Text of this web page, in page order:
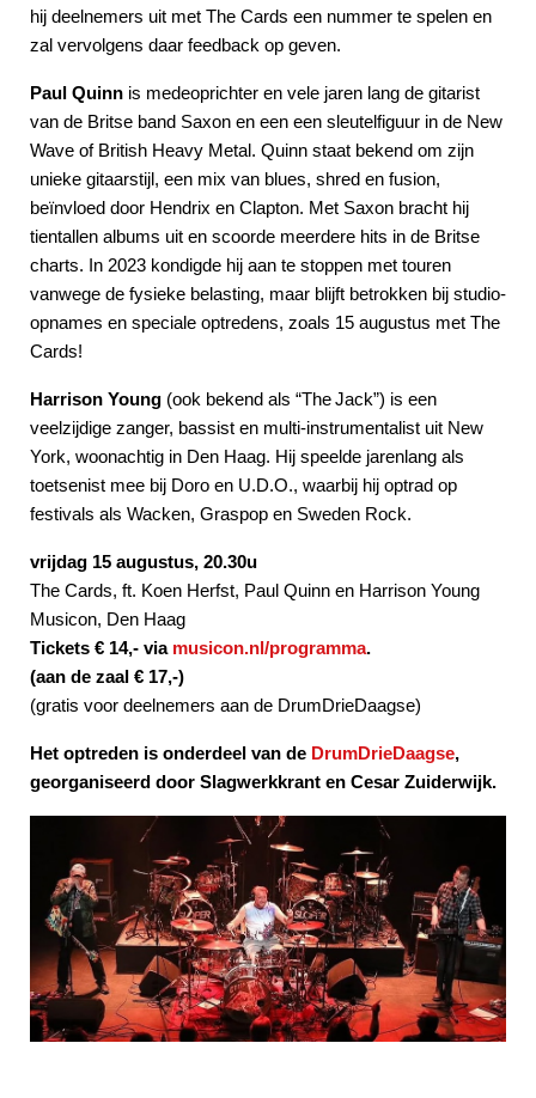
hij deelnemers uit met The Cards een nummer te spelen en
zal vervolgens daar feedback op geven.
Paul Quinn is medeoprichter en vele jaren lang de gitarist
van de Britse band Saxon en een een sleutelfiguur in de New
Wave of British Heavy Metal. Quinn staat bekend om zijn
unieke gitaarstijl, een mix van blues, shred en fusion,
beïnvloed door Hendrix en Clapton. Met Saxon bracht hij
tientallen albums uit en scoorde meerdere hits in de Britse
charts. In 2023 kondigde hij aan te stoppen met touren
vanwege de fysieke belasting, maar blijft betrokken bij studio-
opnames en speciale optredens, zoals 15 augustus met The
Cards!
Harrison Young (ook bekend als “The Jack”) is een
veelzijdige zanger, bassist en multi‑instrumentalist uit New
York, woonachtig in Den Haag. Hij speelde jarenlang als
toetsenist mee bij Doro en U.D.O., waarbij hij optrad op
festivals als Wacken, Graspop en Sweden Rock.
vrijdag 15 augustus, 20.30u
The Cards, ft. Koen Herfst, Paul Quinn en Harrison Young
Musicon, Den Haag
Tickets € 14,- via musicon.nl/programma.
(aan de zaal € 17,-)
(gratis voor deelnemers aan de DrumDrieDaagse)
Het optreden is onderdeel van de DrumDrieDaagse,
georganiseerd door Slagwerkkrant en Cesar Zuiderwijk.